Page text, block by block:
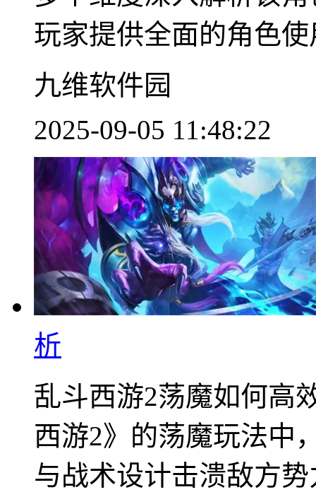
玩家提供全面的角色使
九维软件园
2025-09-05 11:48:22
析
乱斗西游2荡魔如何高
西游2》的荡魔玩法中
与战术设计击溃敌方